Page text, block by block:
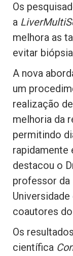
Os
a
melhora as
evitar
A nova
um
realização
melhoria da
permitindo
rapidamente
destacou o
professor da
coautores
Os
científica